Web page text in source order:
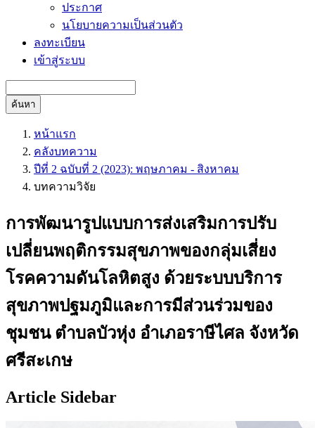
ประกาศ
นโยบายความเป็นส่วนตัว
ลงทะเบียน
เข้าสู่ระบบ
ค้นหา
หน้าแรก
คลังบทความ
ปีที่ 2 ฉบับที่ 2 (2023): พฤษภาคม - สิงหาคม
บทความวิจัย
การพัฒนารูปแบบการส่งเสริมการปรับ
เปลี่ยนพฤติกรรมสุขภาพของกลุ่มเสี่ยง
โรคความดันโลหิตสูง ด้วยระบบบริการ
สุขภาพปฐมภูมิและการมีส่วนร่วมของ
ชุมชน ตำบลบัวหุ่ง อำเภอราษีไศล จังหวัด
ศรีสะเกษ
Article Sidebar